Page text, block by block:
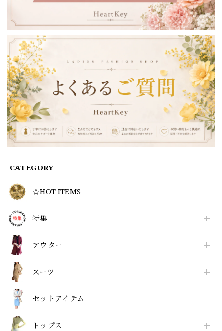
CATEGORY
☆HOT ITEMS
特集
アウター
スーツ
セットアイテム
トップス